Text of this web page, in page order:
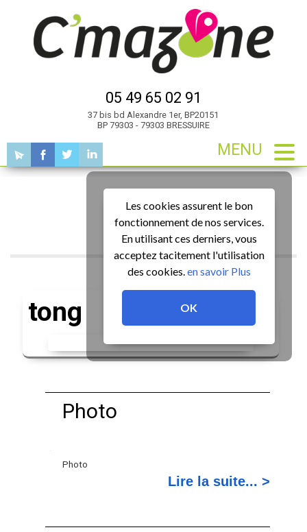
05 49 65 02 91
37 bis bd Alexandre 1er, BP20151
BP 79303 - 79303 BRESSUIRE
MENU
Les cookies assurent le bon
fonctionnement de nos services.
En utilisant ces derniers, vous
acceptez tacitement l'utilisation
des cookies. en savoir Plus
OK
Actualités
tong
Photo
Photo
Lire la suite... >